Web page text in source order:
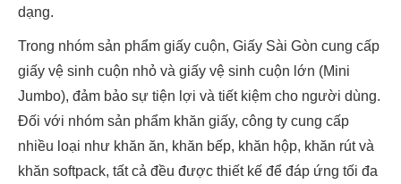
dạng.
Trong nhóm sản phẩm giấy cuộn, Giấy Sài Gòn cung cấp
giấy vệ sinh cuộn nhỏ và giấy vệ sinh cuộn lớn (Mini
Jumbo), đảm bảo sự tiện lợi và tiết kiệm cho người dùng.
Đối với nhóm sản phẩm khăn giấy, công ty cung cấp
nhiều loại như khăn ăn, khăn bếp, khăn hộp, khăn rút và
khăn softpack, tất cả đều được thiết kế để đáp ứng tối đa